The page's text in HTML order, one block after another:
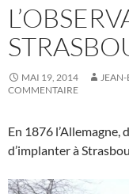
MAI 19, 2014
COMMENTAIRE
En 1876 l’Allemagne,
d’implanter à